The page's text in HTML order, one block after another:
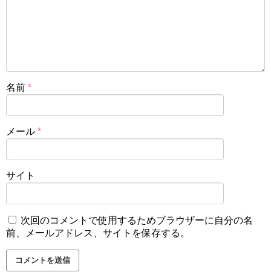
名前 *
メール *
サイト
次回のコメントで使用するためブラウザーに自分の名
前、メールアドレス、サイトを保存する。